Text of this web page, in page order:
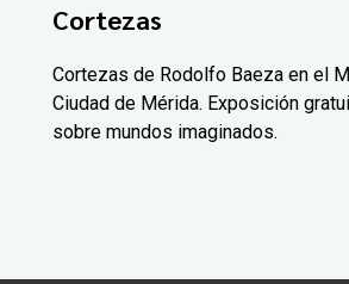
Cortezas
Cortezas de Rodolfo Baeza en el
Ciudad de Mérida. Exposición
sobre mundos imaginados.